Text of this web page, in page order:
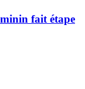
fait étape